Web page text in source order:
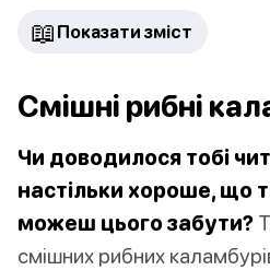
📖 Показати зміст
Смішні рибні
Чи доводилося тобі
настільки хороше, що
можеш цього забути?
смішних рибних